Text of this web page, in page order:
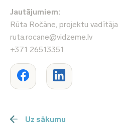
Jautājumiem:
Rūta Ročāne, projektu vadītāja
ruta.rocane@vidzeme.lv
+371 26513351
Uz sākumu